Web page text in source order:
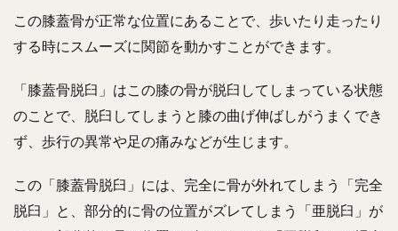
この膝蓋骨が正常な位置にあることで、歩いたり走ったり
する時にスムーズに関節を動かすことができます。
「膝蓋骨脱臼」はこの膝の骨が脱臼してしまっている状態
のことで、脱臼してしまうと膝の曲げ伸ばしがうまくでき
ず、歩行の異常や足の痛みなどが生じます。
この「膝蓋骨脱臼」には、完全に骨が外れてしまう「完全
脱臼」と、部分的に骨の位置がズレてしまう「亜脱臼」が